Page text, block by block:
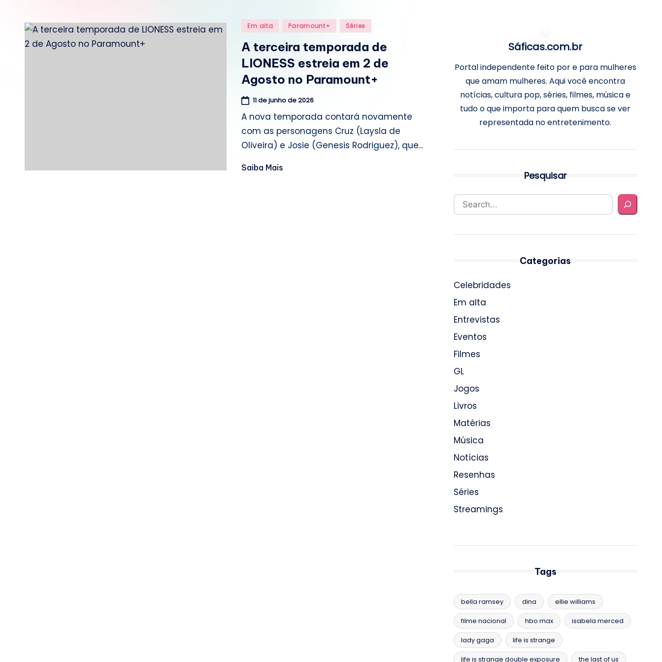
m
.
b
r
Posted
Em alta Paramount+ Séries
A terceira temporada de
LIONESS estreia em 2 de
Agosto no Paramount+
11 de junho de 2026
A nova temporada contará novamente
com as personagens Cruz (Laysla de
Oliveira) e Josie (Genesis Rodriguez), que...
Saiba Mais
Sáficas.com.br
Portal independente feito por e para mulheres
que amam mulheres. Aqui você encontra
notícias, cultura pop, séries, filmes, música e
tudo o que importa para quem busca se ver
representada no entretenimento.
Pesquisar
Categorias
Celebridades
Em alta
Entrevistas
Eventos
Filmes
GL
Jogos
Livros
Matérias
Música
Notícias
Resenhas
Séries
Streamings
Tags
bella ramsey dina ellie williams
filme nacional hbo max isabela merced
lady gaga life is strange
life is strange double exposure the last of us